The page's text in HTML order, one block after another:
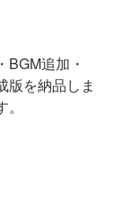
追加・
版を納品しま